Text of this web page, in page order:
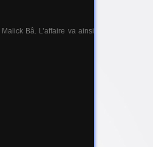
Bâ. L’affaire va ainsi